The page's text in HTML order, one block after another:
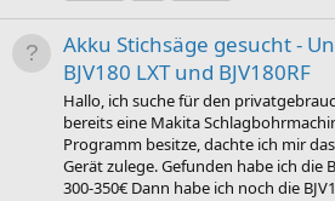
Akku Stichsäge gesucht -
BJV180 LXT und BJV180RF
Hallo, ich suche für den
bereits eine Makita
Programm besitze, dachte ich mir
Gerät zulege. Gefunden habe ich die
300-350€ Dann habe ich noch die